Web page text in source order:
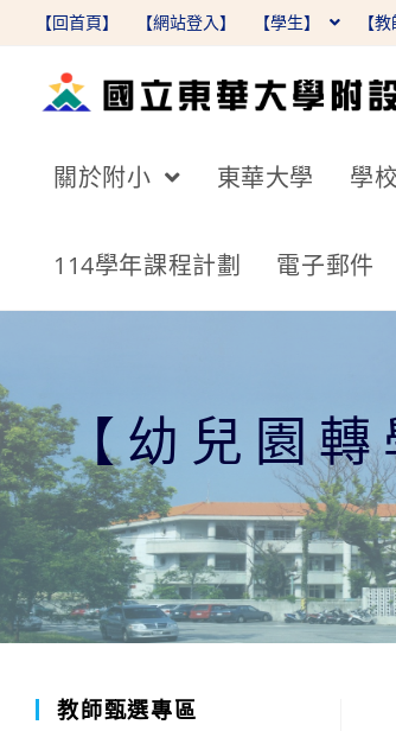
【回首頁】 【網站登入】 【學生】 【
關於附小 東華大學 學
114學年課程計劃 電子郵件
【幼兒園
教師甄選專區